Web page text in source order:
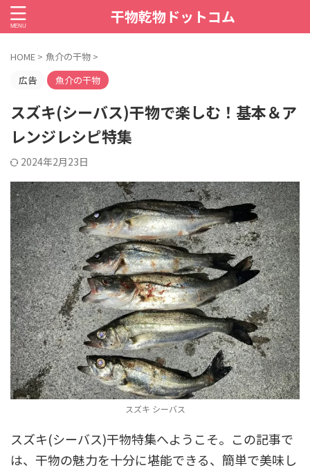
干物乾物ドットコム
HOME > 魚介の干物 >
広告
魚介の干物
スズキ(シーバス)干物で楽しむ！基本＆ア
レンジレシピ特集
2024年2月23日
スズキ シーバス
スズキ(シーバス)干物特集へようこそ。この記事で
は、干物の魅力を十分に堪能できる、簡単で美味し